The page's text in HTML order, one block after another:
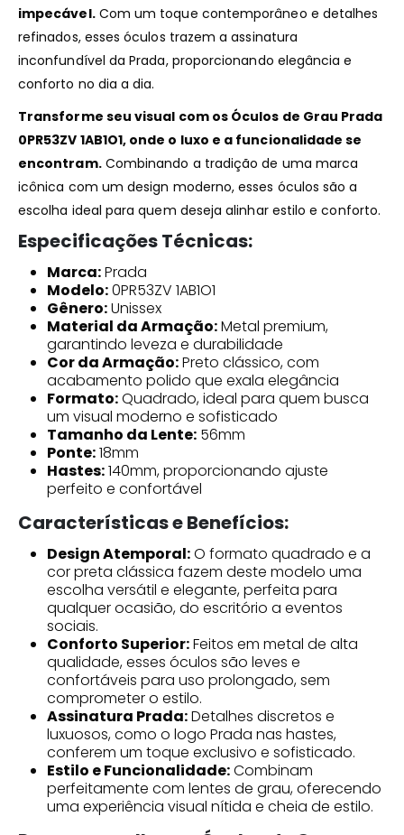
impecável.Com um toque contemporâneo e detalhes
refinados, esses óculos trazem a assinatura
inconfundível da Prada, proporcionando elegância e
conforto no dia a dia.
Transforme seu visual com os Óculos de Grau Prada
0PR53ZV 1AB1O1, onde o luxo e a funcionalidade se
encontram.Combinando a tradição de uma marca
icônica com um design moderno, esses óculos são a
escolha ideal para quem deseja alinhar estilo e conforto.
Especificações Técnicas:
Marca:Prada
Modelo:0PR53ZV 1AB1O1
Gênero:Unissex
Material da Armação:Metal premium,
garantindo leveza e durabilidade
Cor da Armação:Preto clássico, com
acabamento polido que exala elegância
Formato:Quadrado, ideal para quem busca
um visual moderno e sofisticado
Tamanho da Lente: 56mm
Ponte:18mm
Hastes:140mm, proporcionando ajuste
perfeito e confortável
Características e Benefícios:
Design Atemporal:O formato quadrado e a
cor preta clássica fazem deste modelo uma
escolha versátil e elegante, perfeita para
qualquer ocasião, do escritório a eventos
sociais.
Conforto Superior:Feitos em metal de alta
qualidade, esses óculos são leves e
confortáveis para uso prolongado, sem
comprometer o estilo.
Assinatura Prada:Detalhes discretos e
luxuosos, como o logo Prada nas hastes,
conferem um toque exclusivo e sofisticado.
Estilo e Funcionalidade:Combinam
perfeitamente com lentes de grau, oferecendo
uma experiência visual nítida e cheia de estilo.